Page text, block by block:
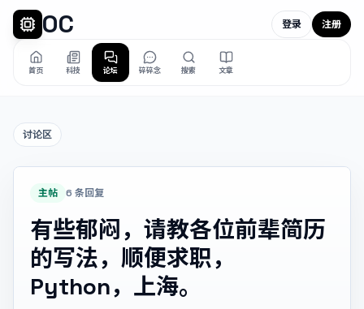
OC
首页 科技 论坛 碎碎念 搜索 文章
登录 注册
讨论区
主帖 6 条回复
有些郁闷，请教各位前辈简历
的写法，顺便求职，
Python，上海。